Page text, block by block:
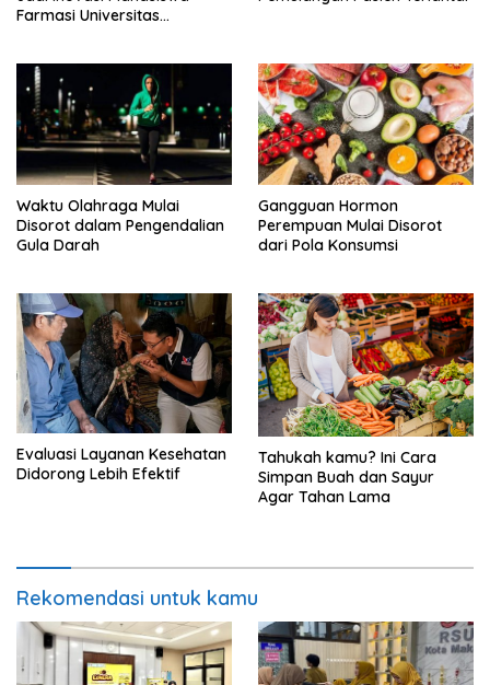
Farmasi Universitas
Waktu Olahraga Mulai
Disorot dalam Pengendalian
Gula Darah
Gangguan Hormon
Perempuan Mulai Disorot
dari Pola Konsumsi
Evaluasi Layanan Kesehatan
Didorong Lebih Efektif
Tahukah kamu? Ini Cara
Simpan Buah dan Sayur
Agar Tahan Lama
Rekomendasi untuk kamu